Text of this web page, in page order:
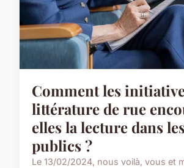
Comment les
littérature de rue
elles la lecture dans
publics ?
Le 13/02/2024, nous voilà, vous et